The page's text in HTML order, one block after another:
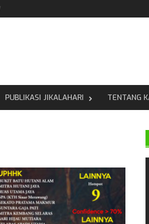
PUBLIKASI JIKALAHARI TENTANG